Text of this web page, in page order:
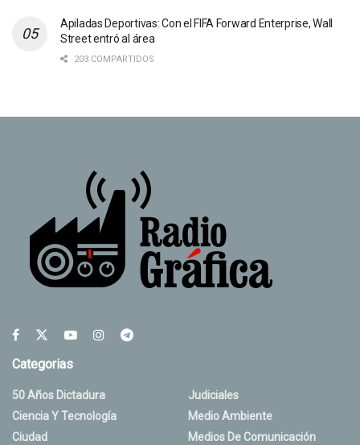
Apiladas Deportivas: Con el FIFA Forward Enterprise, Wall
Street entró al área
203 COMPARTIDOS
Categorias
50 Años Dictadura
Ciencia Y Tecnología
Ciudad
Judiciales
Medio Ambiente
Medios De Comunicación